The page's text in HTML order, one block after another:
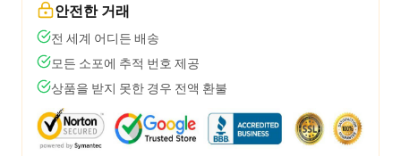
안전한 거래
전 세계 어디든 배송
모든 소포에 추적 번호 제공
상품을 받지 못한 경우 전액 환불